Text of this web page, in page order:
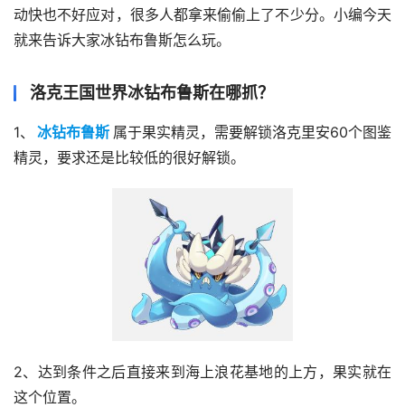
动快也不好应对，很多人都拿来偷偷上了不少分。小编今天
就来告诉大家冰钻布鲁斯怎么玩。
洛克王国世界冰钻布鲁斯在哪抓？
1、 冰钻布鲁斯 属于果实精灵，需要解锁洛克里安60个图鉴
精灵，要求还是比较低的很好解锁。
2、达到条件之后直接来到海上浪花基地的上方，果实就在
这个位置。